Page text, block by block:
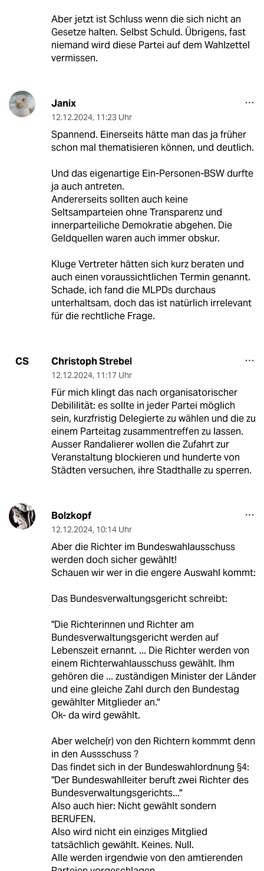
Aber jetzt ist Schluss wenn die sich nicht an
Gesetze halten. Selbst Schuld. Übrigens, fast
niemand wird diese Partei auf dem Wahlzettel
vermissen.
Janix
12.12.2024, 11:23 Uhr
Spannend. Einerseits hätte man das ja früher
schon mal thematisieren können, und deutlich.
Und das eigenartige Ein-Personen-BSW durfte
ja auch antreten.
Andererseits sollten auch keine
Seltsamparteien ohne Transparenz und
innerparteiliche Demokratie abgehen. Die
Geldquellen waren auch immer obskur.
Kluge Vertreter hätten sich kurz beraten und
auch einen voraussichtlichen Termin genannt.
Schade, ich fand die MLPDs durchaus
unterhaltsam, doch das ist natürlich irrelevant
für die rechtliche Frage.
CS Christoph Strebel
12.12.2024, 11:17 Uhr
Für mich klingt das nach organisatorischer
Debililität: es sollte in jeder Partei möglich
sein, kurzfristig Delegierte zu wählen und die zu
einem Parteitag zusammentreffen zu lassen.
Ausser Randalierer wollen die Zufahrt zur
Veranstaltung blockieren und hunderte von
Städten versuchen, ihre Stadthalle zu sperren.
Bolzkopf
12.12.2024, 10:14 Uhr
Aber die Richter im Bundeswahlausschuss
werden doch sicher gewählt!
Schauen wir wer in die engere Auswahl kommt:
Das Bundesverwaltungsgericht schreibt:
"Die Richterinnen und Richter am
Bundesverwaltungsgericht werden auf
Lebenszeit ernannt. ... Die Richter werden von
einem Richterwahlausschuss gewählt. Ihm
gehören die ... zuständigen Minister der Länder
und eine gleiche Zahl durch den Bundestag
gewählter Mitglieder an."
Ok- da wird gewählt.
Aber welche(r) von den Richtern kommmt denn
in den Aussschuss ?
Das findet sich in der Bundeswahlordnung §4:
"Der Bundeswahlleiter beruft zwei Richter des
Bundesverwaltungsgerichts..."
Also auch hier: Nicht gewählt sondern
BERUFEN.
Also wird nicht ein einziges Mitglied
tatsächlich gewählt. Keines. Null.
Alle werden irgendwie von den amtierenden